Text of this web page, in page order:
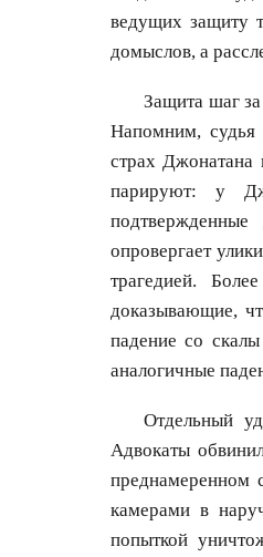
ведущих защиту
домыслов, а
Защита шаг
Напомним, судья
страх Джонатана
парируют: у
опровергает
трагедией.
доказывающие,
падение со
аналогичные
Отдельный
Адвокаты
преднамеренном
камерами в
попыткой